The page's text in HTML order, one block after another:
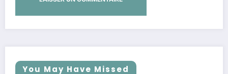
You May Have Missed